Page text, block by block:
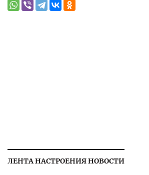
ЛЕНТА НАСТРОЕНИЯ НОВОСТИ